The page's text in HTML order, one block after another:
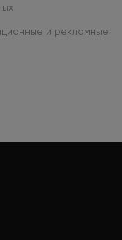
и рекламные